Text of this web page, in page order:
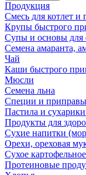
Продукция
Смесь для котлет и
Крупы быстрого
Супы и основы для
Семена амаранта,
Чай
Каши быстрого
Мюсли
Семена льна
Специи и приправы
Пастила и
Продукты для
Сухие напитки
Орехи, ореховая
Сухое
Протеиновые